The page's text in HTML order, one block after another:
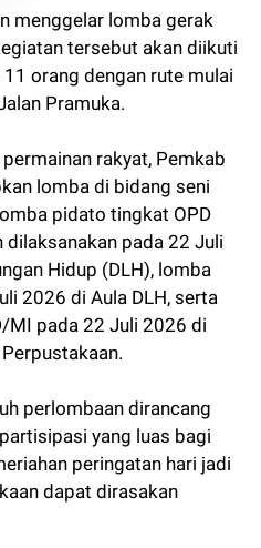
menggelar lomba gerak
tersebut akan diikuti
orang dengan rute mulai
Pramuka.
rakyat, Pemkab
lomba di bidang seni
pidato tingkat OPD
dilaksanakan pada 22 Juli
Hidup (DLH), lomba
2026 di Aula DLH, serta
MI pada 22 Juli 2026 di
perlombaan dirancang
yang luas bagi
peringatan hari jadi
dapat dirasakan